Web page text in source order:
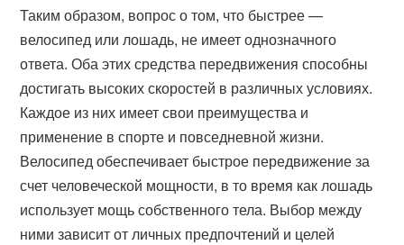
Таким образом, вопрос о том, что быстрее —
велосипед или лошадь, не имеет однозначного
ответа. Оба этих средства передвижения способны
достигать высоких скоростей в различных условиях.
Каждое из них имеет свои преимущества и
применение в спорте и повседневной жизни.
Велосипед обеспечивает быстрое передвижение за
счет человеческой мощности, в то время как лошадь
использует мощь собственного тела. Выбор между
ними зависит от личных предпочтений и целей